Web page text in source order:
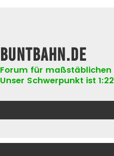
buntbahn.de
Forum für maßstäblichen
Unser Schwerpunkt ist